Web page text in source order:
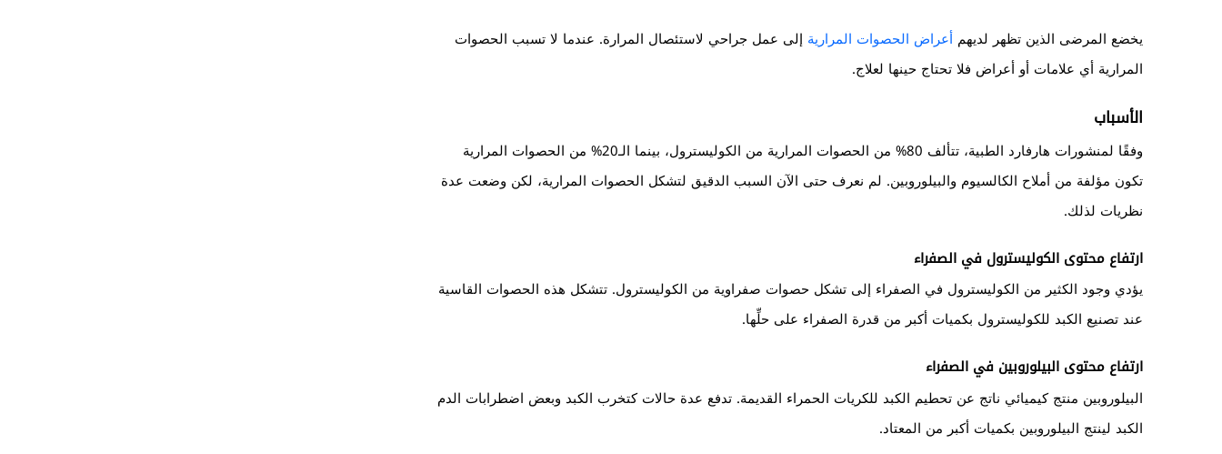
يخضع المرضى الذين تظهر لديهم أعراض الحصوات المرارية إلى عمل جراحي لاستئصال المرارة. عندما لا تسبب الحصوات
المرارية أي علامات أو أعراض فلا تحتاج حينها لعلاج.
الأسباب
وفقًا لمنشورات هارفارد الطبية، تتألف 80% من الحصوات المرارية من الكوليسترول، بينما الـ20% من الحصوات المرارية
تكون مؤلفة من أملاح الكالسيوم والبيلوروبين. لم نعرف حتى الآن السبب الدقيق لتشكل الحصوات المرارية، لكن وضعت عدة
نظريات لذلك.
ارتفاع محتوى الكوليسترول في الصفراء
يؤدي وجود الكثير من الكوليسترول في الصفراء إلى تشكل حصوات صفراوية من الكوليسترول. تتشكل هذه الحصوات القاسية
عند تصنيع الكبد للكوليسترول بكميات أكبر من قدرة الصفراء على حلِّها.
ارتفاع محتوى البيلوروبين في الصفراء
البيلوروبين منتج كيميائي ناتج عن تحطيم الكبد للكريات الحمراء القديمة. تدفع عدة حالات كتخرب الكبد وبعض اضطرابات الدم
الكبد لينتج البيلوروبين بكميات أكبر من المعتاد.